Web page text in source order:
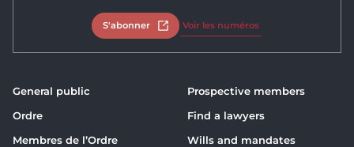
S'abonner Open in new tab
Voir les numéros
General public
Ordre
Membres de l’Ordre
Prospective members
Find a lawyers
Wills and mandates